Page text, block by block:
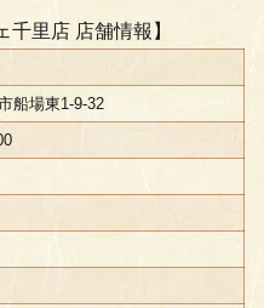
千里店 店舗情報】
船場東1-9-32